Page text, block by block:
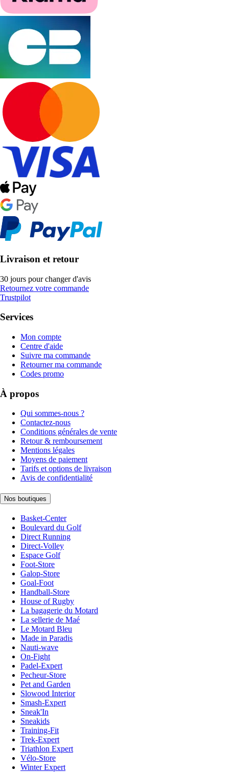
Livraison et retour
30 jours pour changer d'avis
Retournez votre commande
Trustpilot
Services
Mon compte
Centre d'aide
Suivre ma commande
Retourner ma commande
Codes promo
À propos
Qui sommes-nous ?
Contactez-nous
Conditions générales de vente
Retour & remboursement
Mentions légales
Moyens de paiement
Tarifs et options de livraison
Avis de confidentialité
Nos boutiques
Basket-Center
Boulevard du Golf
Direct Running
Direct-Volley
Espace Golf
Foot-Store
Galop-Store
Goal-Foot
Handball-Store
House of Rugby
La bagagerie du Motard
La sellerie de Maé
Le Motard Bleu
Made in Paradis
Nauti-wave
On-Fight
Padel-Expert
Pecheur-Store
Pet and Garden
Slowood Interior
Smash-Expert
Sneak'In
Sneakids
Training-Fit
Trek-Expert
Triathlon Expert
Vélo-Store
Winter Expert